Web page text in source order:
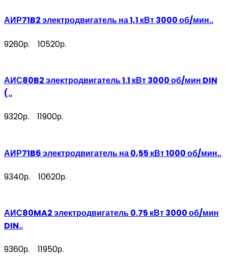
АИР71B2 электродвигатель на 1,1 кВт 3000 об/мин..
9260р. 10520р.
АИС80B2 электродвигатель 1.1 кВт 3000 об/мин DIN
(..
9320р. 11900р.
АИР71B6 электродвигатель на 0,55 кВт 1000 об/мин..
9340р. 10620р.
АИС80MA2 электродвигатель 0.75 кВт 3000 об/мин
DIN..
9360р. 11950р.